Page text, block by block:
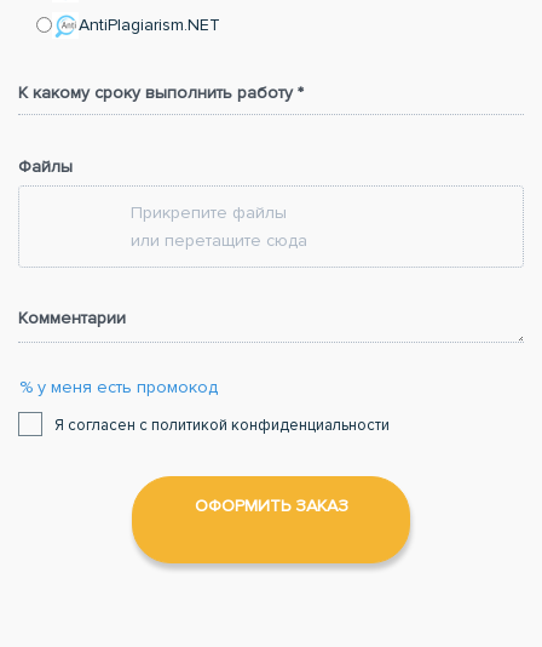
AntiPlagiarism.NET
К какому сроку выполнить работу *
Файлы
Прикрепите файлы
или перетащите сюда
Комментарии
% у меня есть промокод
Я согласен с политикой конфиденциальности
ОФОРМИТЬ ЗАКАЗ